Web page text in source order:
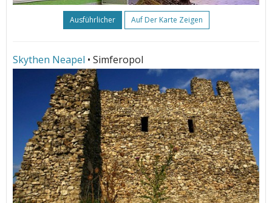
Ausführlicher Auf Der Karte Zeigen
Skythen Neapel • Simferopol